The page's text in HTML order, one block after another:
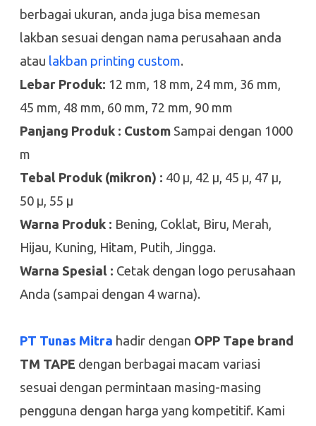
berbagai ukuran, anda juga bisa memesan
lakban sesuai dengan nama perusahaan anda
atau lakban printing custom.
Lebar Produk: 12 mm, 18 mm, 24 mm, 36 mm,
45 mm, 48 mm, 60 mm, 72 mm, 90 mm
Panjang Produk : Custom Sampai dengan 1000
m
Tebal Produk (mikron) : 40 µ, 42 µ, 45 µ, 47 µ,
50 µ, 55 µ
Warna Produk : Bening, Coklat, Biru, Merah,
Hijau, Kuning, Hitam, Putih, Jingga.
Warna Spesial : Cetak dengan logo perusahaan
Anda (sampai dengan 4 warna).
PT Tunas Mitra hadir dengan OPP Tape brand
TM TAPE dengan berbagai macam variasi
sesuai dengan permintaan masing-masing
pengguna dengan harga yang kompetitif. Kami